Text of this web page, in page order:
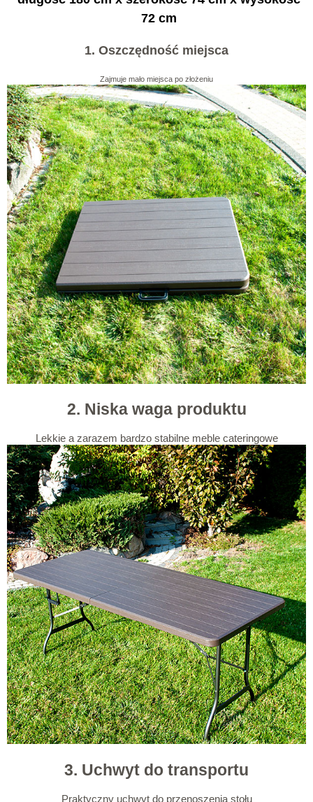
72 cm
1. Oszczędność miejsca
Zajmuje mało miejsca po złożeniu
2. Niska waga produktu
Lekkie a zarazem bardzo stabilne meble cateringowe
3. Uchwyt do transportu
Praktyczny uchwyt do przenoszenia stołu